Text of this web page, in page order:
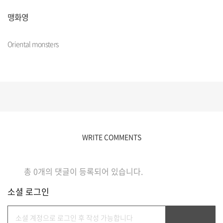
맹화영
Oriental monsters
WRITE COMMENTS
총 0개의 댓글이 등록되어 있습니다.
소셜 로그인